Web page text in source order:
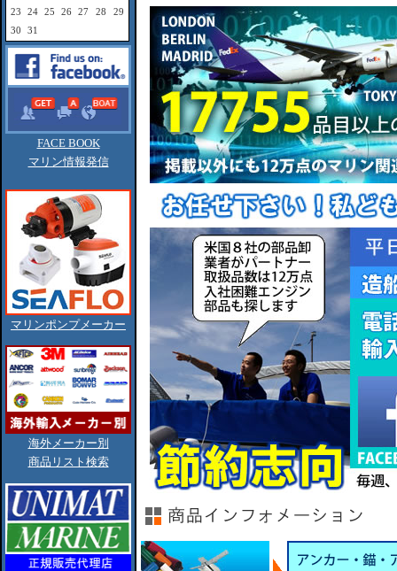
23
24 25 26 27 28
29
30
31
FACE BOOK
マリン情報発信
マリンポンプメーカー
海外メーカー別
商品リスト検索